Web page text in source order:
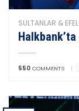
SULTANLAR &
550 COMMENTS |